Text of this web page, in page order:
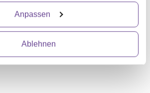
darüber, wie Ihre persönlichen Daten
und legen Sie Ihre Präferenzen im
fest.
von Drittanbietern, die
abrufen. Anschließend verarbeiten
Anpassen
Ablehnen
vor allem in Händen und Füßen
mit Kribbeln, Taubheit und
macht und lange Zeit bestehen